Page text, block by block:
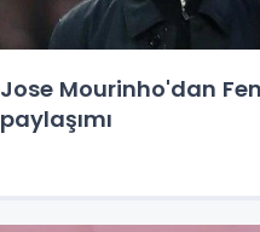
Jose Mourinho'dan
paylaşımı